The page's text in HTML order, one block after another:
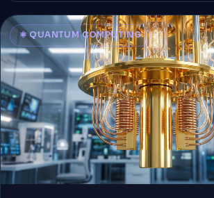
⚛️ QUANTUM COMPUTING